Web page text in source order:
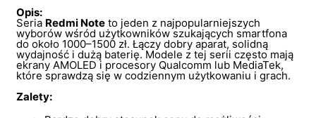
Opis:
Seria Redmi Note to jeden z najpopularniejszych
wyborów wśród użytkowników szukających smartfona
do około 1000–1500 zł. Łączy dobry aparat, solidną
wydajność i dużą baterię. Modele z tej serii często mają
ekrany AMOLED i procesory Qualcomm lub MediaTek,
które sprawdzą się w codziennym użytkowaniu i grach.
Zalety: